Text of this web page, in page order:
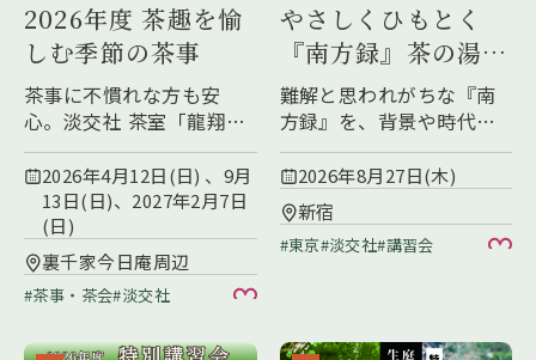
2026年度 茶趣を愉
しむ季節の茶事
茶事に不慣れな方も安
心。淡交社 茶室「龍翔
庵」にて、季節の趣を映
した三つの茶事でおもて
なしいたします。
2026年4月12日(日) 、9月
13日(日)、2027年2月7日
(日)
裏千家今日庵周辺
茶事・茶会 淡交社 お気に入り
やさしくひもとく
『南方録』茶の湯の
始まりを学ぶ
難解と思われがちな『南
方録』を、背景や時代に
も触れながら、初めての
方にも分かりやすくひも
といていきます。
2026年8月27日(木)
新宿
東京 淡交社 講習会 お